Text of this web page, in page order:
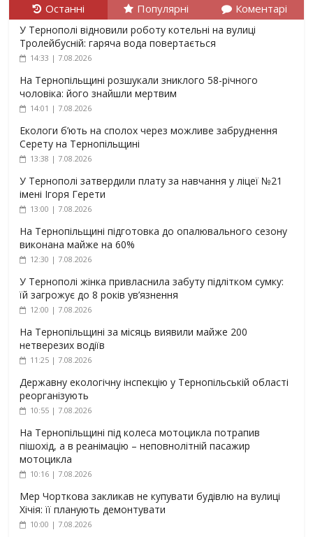
Останні Популярні Коментарі
У Тернополі відновили роботу котельні на вулиці
Тролейбусній: гаряча вода повертається
14:33 | 7.08.2026
На Тернопільщині розшукали зниклого 58-річного
чоловіка: його знайшли мертвим
14:01 | 7.08.2026
Екологи б’ють на сполох через можливе забруднення
Серету на Тернопільщині
13:38 | 7.08.2026
У Тернополі затвердили плату за навчання у ліцеї №21
імені Ігоря Герети
13:00 | 7.08.2026
На Тернопільщині підготовка до опалювального сезону
виконана майже на 60%
12:30 | 7.08.2026
У Тернополі жінка привласнила забуту підлітком сумку:
їй загрожує до 8 років ув’язнення
12:00 | 7.08.2026
На Тернопільщині за місяць виявили майже 200
нетверезих водіїв
11:25 | 7.08.2026
Державну екологічну інспекцію у Тернопільській області
реорганізують
10:55 | 7.08.2026
На Тернопільщині під колеса мотоцикла потрапив
пішохід, а в реанімацію – неповнолітній пасажир
мотоцикла
10:16 | 7.08.2026
Мер Чорткова закликав не купувати будівлю на вулиці
Хічія: її планують демонтувати
10:00 | 7.08.2026